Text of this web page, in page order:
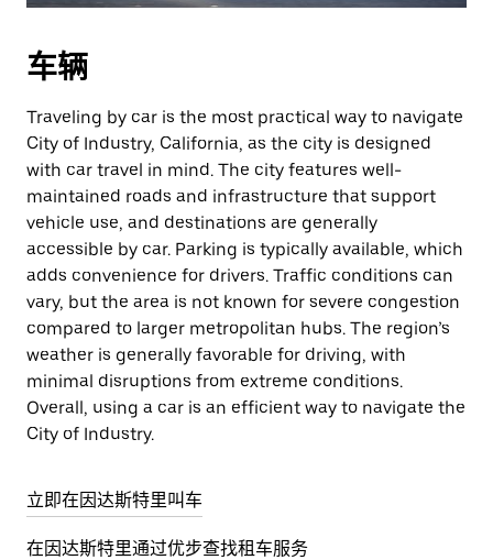
车辆
Traveling by car is the most practical way to navigate
City of Industry, California, as the city is designed
with car travel in mind. The city features well-
maintained roads and infrastructure that support
vehicle use, and destinations are generally
accessible by car. Parking is typically available, which
adds convenience for drivers. Traffic conditions can
vary, but the area is not known for severe congestion
compared to larger metropolitan hubs. The region’s
weather is generally favorable for driving, with
minimal disruptions from extreme conditions.
Overall, using a car is an efficient way to navigate the
City of Industry.
立即在因达斯特里叫车
在因达斯特里通过优步查找租车服务